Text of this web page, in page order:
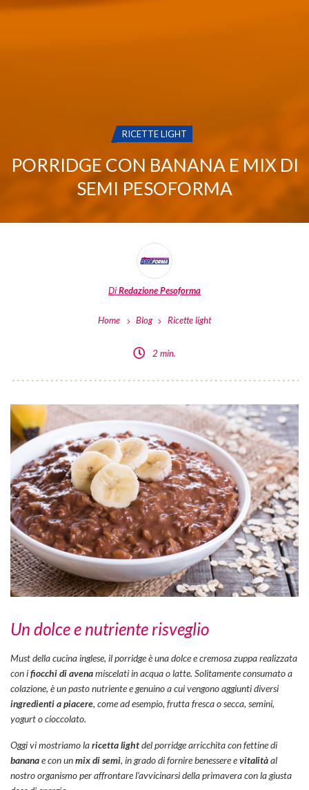
CATEGORIA:
RICETTE LIGHT
PORRIDGE CON BANANA E MIX DI
SEMI PESOFORMA
DiRedazione Pesoforma
Home Blog Ricette light
2 min.
Un dolce e nutriente risveglio
Mustdella cucina inglese, il porridge è una dolce e cremosa zuppa realizzata
con ifiocchi di avenamiscelati in acqua o latte. Solitamente consumato a
colazione, è un pasto nutriente e genuino a cui vengono aggiunti diversi
ingredienti a piacere, come ad esempio, frutta fresca o secca, semini,
yogurt o cioccolato.
Oggi vi mostriamo laricetta lightdel porridge arricchita con fettine di
bananae con unmix di semi, in grado di fornire benessere evitalitàal
nostro organismo per affrontare l’avvicinarsi della primavera con la giusta